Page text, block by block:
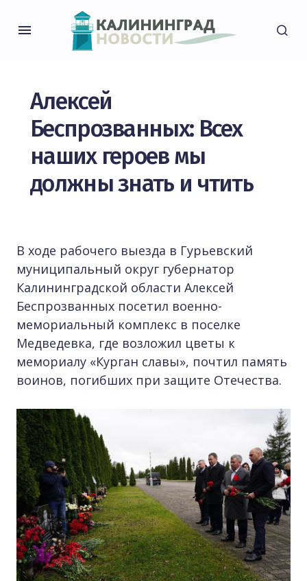
Алексей
Беспрозванных: Всех
наших героев мы
должны знать и чтить
В ходе рабочего выезда в Гурьевский
муниципальный округ губернатор
Калининградской области Алексей
Беспрозванных посетил военно-
мемориальный комплекс в поселке
Медведевка, где возложил цветы к
мемориалу «Курган славы», почтил память
воинов, погибших при защите Отечества.